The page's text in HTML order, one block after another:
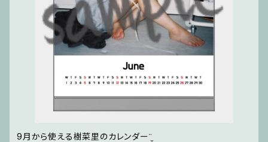
9月から使える樹菜里のカレンダー¨̮